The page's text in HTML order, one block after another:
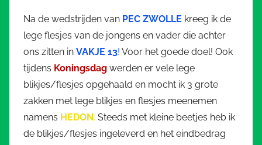
Na de wedstrijden van PEC ZWOLLE kreeg ik de
lege flesjes van de jongens en vader die achter
ons zitten in VAKJE 13! Voor het goede doel! Ook
tijdens Koningsdag werden er vele lege
blikjes/flesjes opgehaald en mocht ik 3 grote
zakken met lege blikjes en flesjes meenemen
namens HEDON. Steeds met kleine beetjes heb ik
de blikjes/flesjes ingeleverd en het eindbedrag